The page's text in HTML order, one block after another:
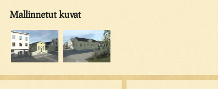
Mallinnetut kuvat